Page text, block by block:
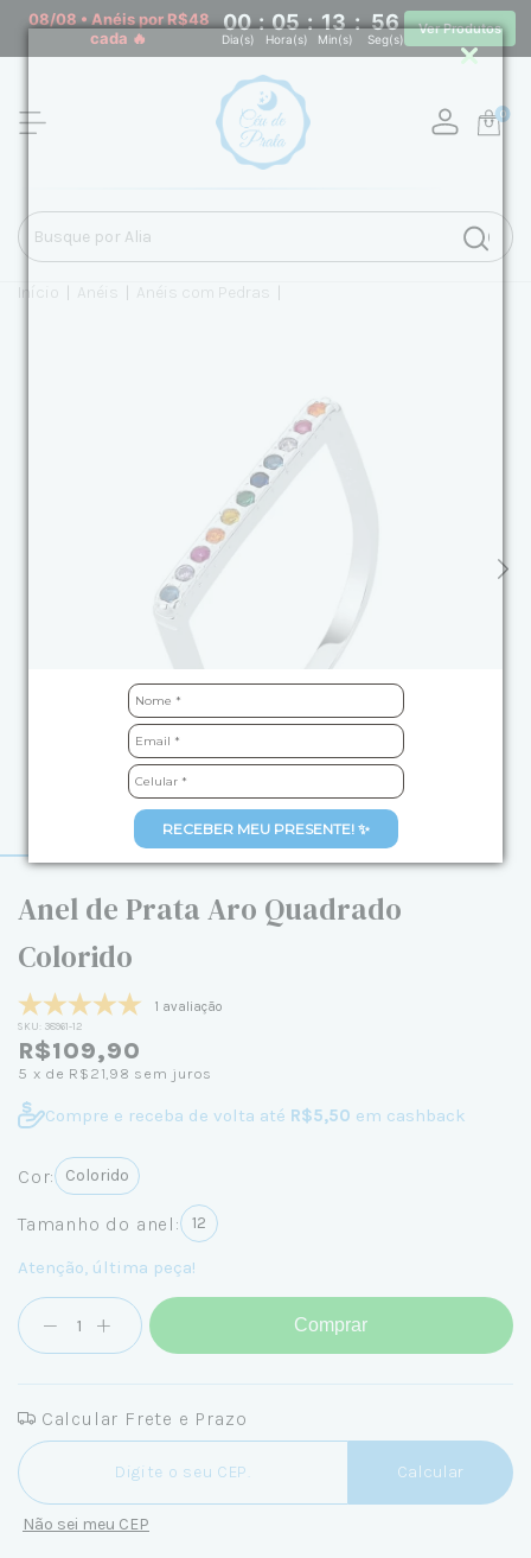
RECEBER MEU PRESENTE! ✨
08/08 • Anéis por R$48
cada 🔥
00 : 05 : 13 : 56
Dia(s) Hora(s) Min(s) Seg(s)
Ver Produtos
0
Início Anéis Anéis com Pedras
Anel de Prata Aro Quadrado
Colorido
1 avaliação
SKU: 38961-12
R$109,90
5 x de R$21,98 sem juros
Compre e receba de volta até R$5,50 em cashback
Cor: Colorido
Tamanho do anel: 12
Atenção, última peça!
Comprar
Calcular Frete e Prazo
Entregas para o CEP:
Calcular
Não sei meu CEP